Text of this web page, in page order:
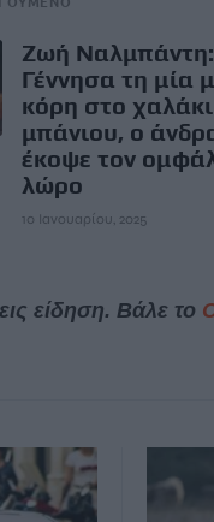
Ζωή Ναλμπάντη:
Γέννησα τη μία
κόρη στο
μπάνιου, ο
έκοψε τον
λώρο
10 Ιανουαρίου, 2025
είδηση. Βάλε το